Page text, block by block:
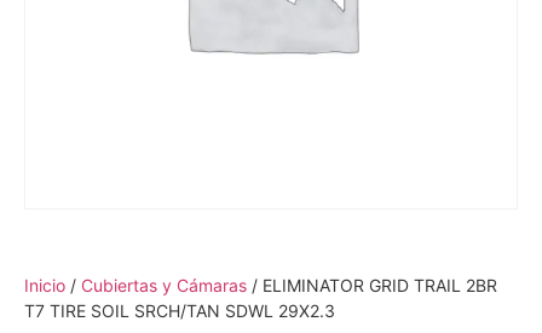
Inicio / Cubiertas y Cámaras / ELIMINATOR GRID TRAIL 2BR
T7 TIRE SOIL SRCH/TAN SDWL 29X2.3